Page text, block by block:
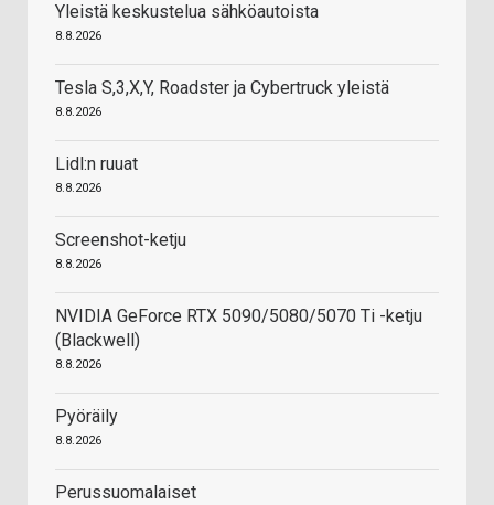
Yleistä keskustelua sähköautoista
8.8.2026
Tesla S,3,X,Y, Roadster ja Cybertruck yleistä
8.8.2026
Lidl:n ruuat
8.8.2026
Screenshot-ketju
8.8.2026
NVIDIA GeForce RTX 5090/5080/5070 Ti -ketju
(Blackwell)
8.8.2026
Pyöräily
8.8.2026
Perussuomalaiset